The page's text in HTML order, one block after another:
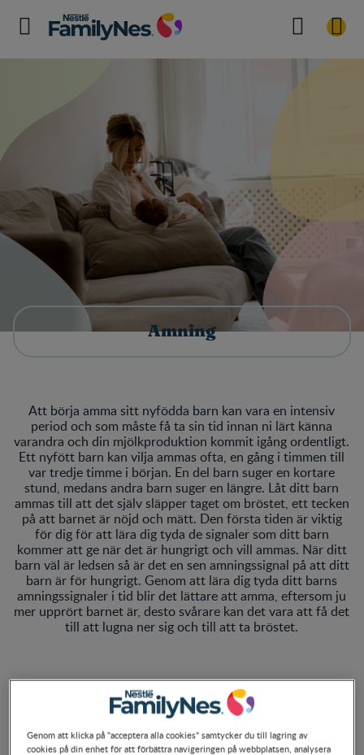
Amning
Att börja amma sitt nyfödda barn kan vara en intensiv
period och som måste få ta sin tid innan ni lärt känna
varandra och din mjölkproduktion kommit igång ordentligt.
Ett nyfött barn kan vilja ammas ofta, en gång i timmen till
var tredje timme i början. En del barn suger en kortare
stund, medans andra barn suger en längre. Låt ditt barn
ammas till att det själv släpper taget om bröstet, ett tecken
på att barnet är nöjd och mätt. Den första tiden är viktig
för dig för att lära dig tyda de signaler som ditt barn
kommer att ge när det är hungrigt och vill ammas. När ditt
barn väl är ledsen så är det en sen amningssignal på att ditt
barn är för hungrigt. Genom att lära dig tyda ditt barns
amningssignaler i tid blir det lättare att amma, eftersom ju
mer upprört barnet är, desto svårare kan det vara att få det
till att lugna ner sig och till att ta bröstet.
Genom att klicka på "acceptera alla cookies" samtycker du till lagring av
cookies på din enhet för att förbättra navigeringen på webbplatsen, analysera